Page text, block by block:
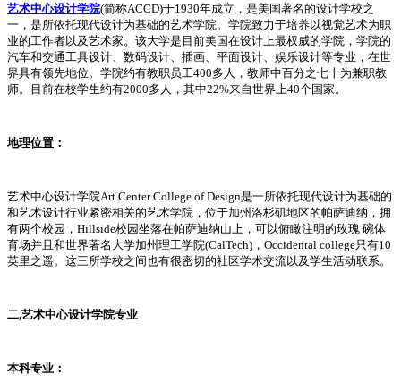
艺术中心设计学院(简称ACCD)于1930年成立，是美国著名的设计学校之
一，是所依托现代设计为基础的艺术学院。学院致力于培养以视觉艺术为职
业的工作者以及艺术家。该大学是目前美国在设计上最权威的学院，学院的
汽车和交通工具设计、数码设计、插画、平面设计、娱乐设计等专业，在世
界具有领先地位。学院约有教职员工400多人，教师中百分之七十为兼职教
师。目前在校学生约有2000多人，其中22%来自世界上40个国家。
地理位置：
艺术中心设计学院Art Center College of Design是一所依托现代设计为基础的
和艺术设计行业紧密相关的艺术学院，位于加州洛杉矶地区的帕萨迪纳，拥
有两个校园，Hillside校园坐落在帕萨迪纳山上，可以俯瞰注明的玫瑰 碗体
育场并且和世界著名大学加州理工学院(CalTech)，Occidental college只有10
英里之遥。这三所学校之间也有很密切的社区学术交流以及学生活动联系。
二,艺术中心设计学院专业
本科专业：